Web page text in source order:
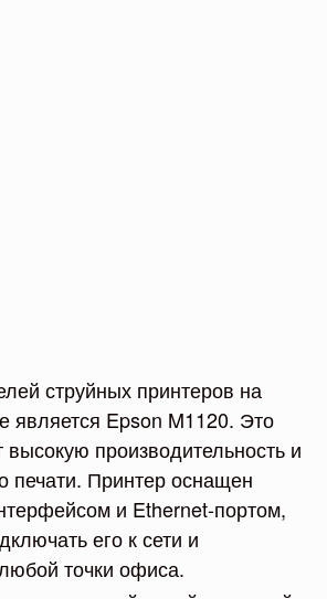
струйных принтеров на
является Epson M1120. Это
высокую производительность и
печати. Принтер оснащен
и Ethernet-портом,
его к сети и
точки офиса.